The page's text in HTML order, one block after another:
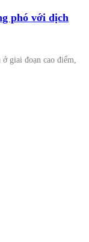
phó với dịch
giai đoạn cao điểm,